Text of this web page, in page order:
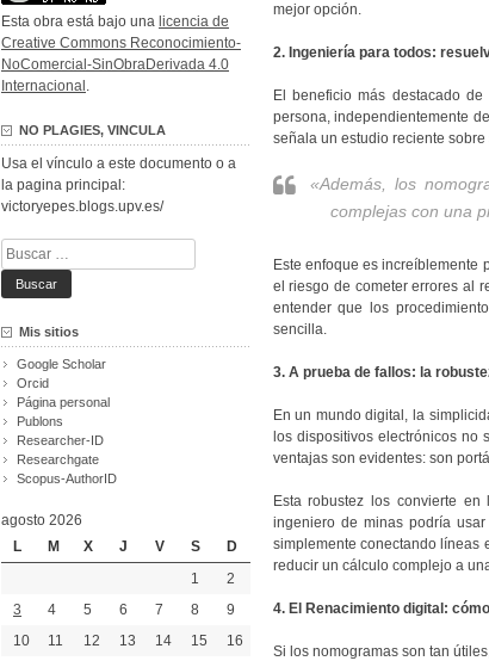
mejor opción.
2. Ingeniería para todos:
El beneficio más destacado
persona, independientemente
señala un estudio reciente
«Además, los
complejas con una
Este enfoque es increíblemente
el riesgo de cometer errores al
entender que los
sencilla.
3. A prueba de fallos: la
En un mundo digital, la
los dispositivos electrónicos no
ventajas son evidentes: son
Esta robustez los convierte
ingeniero de minas podría
simplemente conectando líneas
reducir un cálculo complejo a
4. El Renacimiento digital:
Si los nomogramas son tan
Esta obra está bajo una licencia de
Creative Commons Reconocimiento-
NoComercial-SinObraDerivada 4.0
Internacional .
NO PLAGIES, VINCULA
Usa el vínculo a este documento o a
la pagina principal:
victoryepes.blogs.upv.es/
Buscar:
Mis sitios
Google Scholar
Orcid
Página personal
Publons
Researcher-ID
Researchgate
Scopus-AuthorID
agosto 2026
L
M X J V S
D
1
2
3
4 5 6 7 8
9
10
11 12 13 14 15
16